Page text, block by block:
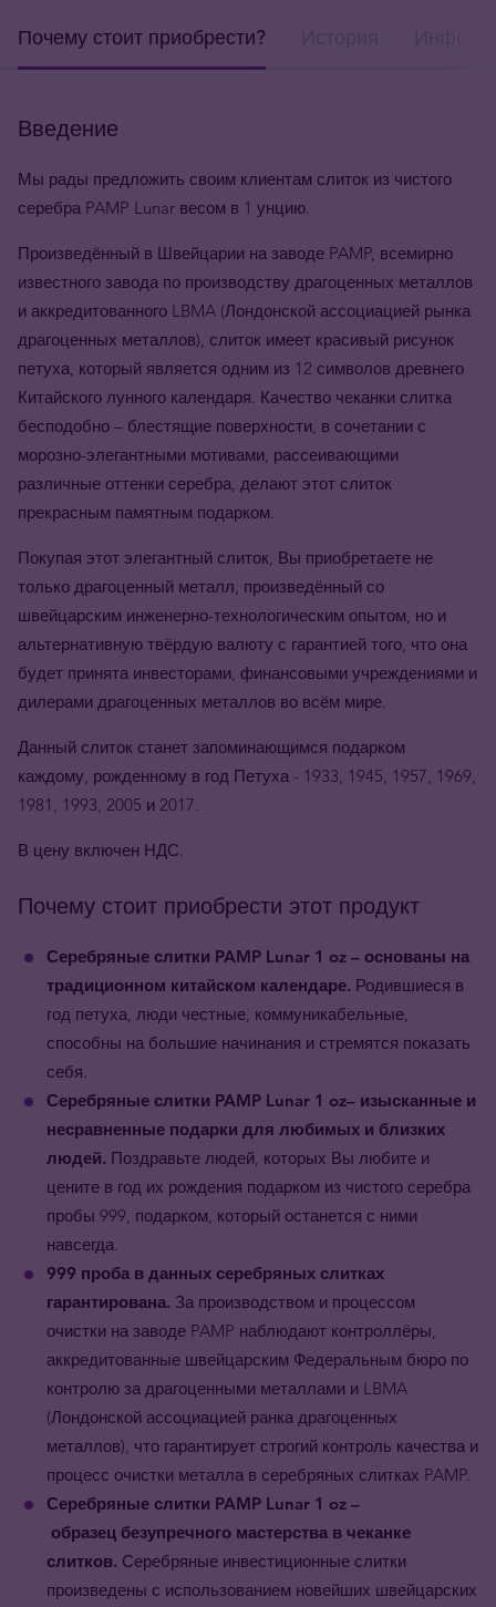
Почему стоит приобрести?
Введение
Мы рады предложить своим клиентам слиток из чистого
серебра PAMP Lunar весом в 1 унцию.
Произведённый в Швейцарии на заводе PAMP, всемирно
известного завода по производству драгоценных металлов
и аккредитованного LBMA (Лондонской ассоциацией рынка
драгоценных металлов), слиток имеет красивый рисунок
петуха, который является одним из 12 символов древнего
Китайского лунного календаря. Качество чеканки слитка
бесподобно – блестящие поверхности, в сочетании с
морозно-элегантными мотивами, рассеивающими
различные оттенки серебра, делают этот слиток
прекрасным памятным подарком.
Покупая этот элегантный слиток, Вы приобретаете не
только драгоценный металл, произведённый со
швейцарским инженерно-технологическим опытом, но и
альтернативную твёрдую валюту с гарантией того, что она
будет принята инвесторами, финансовыми учреждениями и
дилерами драгоценных металлов во всём мире.
Данный слиток станет запоминающимся подарком
каждому, рожденному в год Петуха - 1933, 1945, 1957, 1969,
1981, 1993, 2005 и 2017.
В цену включен НДС.
Почему стоит приобрести этот продукт
Серебряные слитки PAMP Lunar 1 oz – основаны на
традиционном китайском календаре. Родившиеся в
год петуха, люди честные, коммуникабельные,
способны на большие начинания и стремятся показать
себя.
Серебряные слитки PAMP Lunar 1 oz– изысканные и
несравненные подарки для любимых и близких
людей. Поздравьте людей, которых Вы любите и
цените в год их рождения подарком из чистого серебра
пробы 999, подарком, который останется с ними
навсегда.
999 проба в данных серебряных слитках
гарантирована. За производством и процессом
очистки на заводе PAMP наблюдают контроллёры,
аккредитованные швейцарским Федеральным бюро по
контролю за драгоценными металлами и LBMA
(Лондонской ассоциацией ранка драгоценных
металлов), что гарантирует строгий контроль качества и
процесс очистки металла в серебряных слитках PAMP.
Серебряные слитки PAMP Lunar 1 oz –
образец безупречного мастерства в чеканке
слитков. Серебряные инвестиционные слитки
произведены с использованием новейших швейцарских